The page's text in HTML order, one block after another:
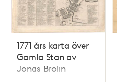
1771 års karta över
Gamla Stan av
Jonas Brolin